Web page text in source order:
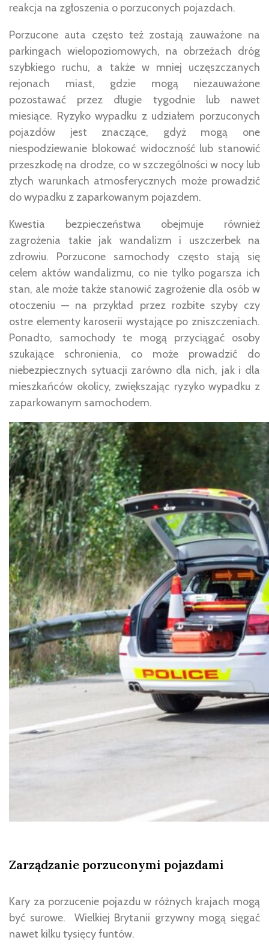
reakcja na zgłoszenia o porzuconych pojazdach.
Porzucone auta często też zostają zauważone na
parkingach wielopoziomowych, na obrzeżach dróg
szybkiego ruchu, a także w mniej uczęszczanych
rejonach miast, gdzie mogą niezauważone
pozostawać przez długie tygodnie lub nawet
miesiące. Ryzyko wypadku z udziałem porzuconych
pojazdów jest znaczące, gdyż mogą one
niespodziewanie blokować widoczność lub stanowić
przeszkodę na drodze, co w szczególności w nocy lub
złych warunkach atmosferycznych może prowadzić
do wypadku z zaparkowanym pojazdem.
Kwestia bezpieczeństwa obejmuje również
zagrożenia takie jak wandalizm i uszczerbek na
zdrowiu. Porzucone samochody często stają się
celem aktów wandalizmu, co nie tylko pogarsza ich
stan, ale może także stanowić zagrożenie dla osób w
otoczeniu — na przykład przez rozbite szyby czy
ostre elementy karoserii wystające po zniszczeniach.
Ponadto, samochody te mogą przyciągać osoby
szukające schronienia, co może prowadzić do
niebezpiecznych sytuacji zarówno dla nich, jak i dla
mieszkańców okolicy, zwiększając ryzyko wypadku z
zaparkowanym samochodem.
Zarządzanie porzuconymi pojazdami
Kary za porzucenie pojazdu w różnych krajach mogą
być surowe. Wielkiej Brytanii grzywny mogą sięgać
nawet kilku tysięcy funtów.